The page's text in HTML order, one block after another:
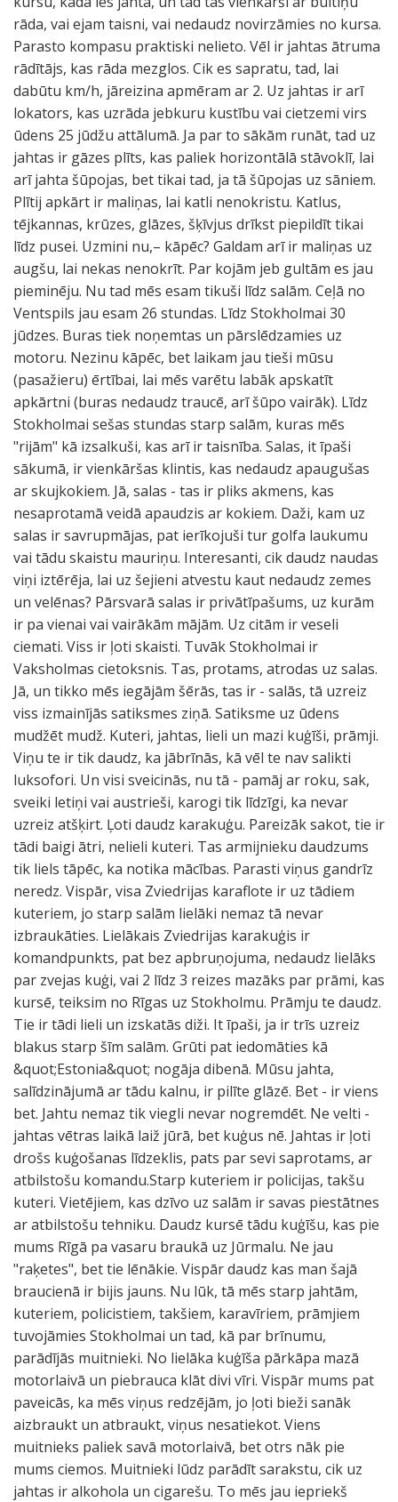
rāda, vai ejam taisni, vai nedaudz novirzāmies no kursa.
Parasto kompasu praktiski nelieto. Vēl ir jahtas ātruma
rādītājs, kas rāda mezglos. Cik es sapratu, tad, lai
dabūtu km/h, jāreizina apmēram ar 2. Uz jahtas ir arī
lokators, kas uzrāda jebkuru kustību vai cietzemi virs
ūdens 25 jūdžu attālumā. Ja par to sākām runāt, tad uz
jahtas ir gāzes plīts, kas paliek horizontālā stāvoklī, lai
arī jahta šūpojas, bet tikai tad, ja tā šūpojas uz sāniem.
Plītij apkārt ir maliņas, lai katli nenokristu. Katlus,
tējkannas, krūzes, glāzes, šķīvjus drīkst piepildīt tikai
līdz pusei. Uzmini nu,– kāpēc? Galdam arī ir maliņas uz
augšu, lai nekas nenokrīt. Par kojām jeb gultām es jau
pieminēju. Nu tad mēs esam tikuši līdz salām. Ceļā no
Ventspils jau esam 26 stundas. Līdz Stokholmai 30
jūdzes. Buras tiek noņemtas un pārslēdzamies uz
motoru. Nezinu kāpēc, bet laikam jau tieši mūsu
(pasažieru) ērtībai, lai mēs varētu labāk apskatīt
apkārtni (buras nedaudz traucē, arī šūpo vairāk). Līdz
Stokholmai sešas stundas starp salām, kuras mēs
"rijām" kā izsalkuši, kas arī ir taisnība. Salas, it īpaši
sākumā, ir vienkāršas klintis, kas nedaudz apaugušas
ar skujkokiem. Jā, salas - tas ir pliks akmens, kas
nesaprotamā veidā apaudzis ar kokiem. Daži, kam uz
salas ir savrupmājas, pat ierīkojuši tur golfa laukumu
vai tādu skaistu mauriņu. Interesanti, cik daudz naudas
viņi iztērēja, lai uz šejieni atvestu kaut nedaudz zemes
un velēnas? Pārsvarā salas ir privātīpašums, uz kurām
ir pa vienai vai vairākām mājām. Uz citām ir veseli
ciemati. Viss ir ļoti skaisti. Tuvāk Stokholmai ir
Vaksholmas cietoksnis. Tas, protams, atrodas uz salas.
Jā, un tikko mēs iegājām šērās, tas ir - salās, tā uzreiz
viss izmainījās satiksmes ziņā. Satiksme uz ūdens
mudžēt mudž. Kuteri, jahtas, lieli un mazi kuģīši, prāmji.
Viņu te ir tik daudz, ka jābrīnās, kā vēl te nav salikti
luksofori. Un visi sveicinās, nu tā - pamāj ar roku, sak,
sveiki letiņi vai austrieši, karogi tik līdzīgi, ka nevar
uzreiz atšķirt. Ļoti daudz karakuģu. Pareizāk sakot, tie ir
tādi baigi ātri, nelieli kuteri. Tas armijnieku daudzums
tik liels tāpēc, ka notika mācības. Parasti viņus gandrīz
neredz. Vispār, visa Zviedrijas karaflote ir uz tādiem
kuteriem, jo starp salām lielāki nemaz tā nevar
izbraukāties. Lielākais Zviedrijas karakuģis ir
komandpunkts, pat bez apbruņojuma, nedaudz lielāks
par zvejas kuģi, vai 2 līdz 3 reizes mazāks par prāmi, kas
kursē, teiksim no Rīgas uz Stokholmu. Prāmju te daudz.
Tie ir tādi lieli un izskatās diži. It īpaši, ja ir trīs uzreiz
blakus starp šīm salām. Grūti pat iedomāties kā
&quot;Estonia&quot; nogāja dibenā. Mūsu jahta,
salīdzinājumā ar tādu kalnu, ir pilīte glāzē. Bet - ir viens
bet. Jahtu nemaz tik viegli nevar nogremdēt. Ne velti -
jahtas vētras laikā laiž jūrā, bet kuģus nē. Jahtas ir ļoti
drošs kuģošanas līdzeklis, pats par sevi saprotams, ar
atbilstošu komandu.Starp kuteriem ir policijas, takšu
kuteri. Vietējiem, kas dzīvo uz salām ir savas piestātnes
ar atbilstošu tehniku. Daudz kursē tādu kuģīšu, kas pie
mums Rīgā pa vasaru braukā uz Jūrmalu. Ne jau
"raķetes", bet tie lēnākie. Vispār daudz kas man šajā
braucienā ir bijis jauns. Nu lūk, tā mēs starp jahtām,
kuteriem, policistiem, takšiem, karavīriem, prāmjiem
tuvojāmies Stokholmai un tad, kā par brīnumu,
parādījās muitnieki. No lielāka kuģīša pārkāpa mazā
motorlaivā un piebrauca klāt divi vīri. Vispār mums pat
paveicās, ka mēs viņus redzējām, jo ļoti bieži sanāk
aizbraukt un atbraukt, viņus nesatiekot. Viens
muitnieks paliek savā motorlaivā, bet otrs nāk pie
mums ciemos. Muitnieki lūdz parādīt sarakstu, cik uz
jahtas ir alkohola un cigarešu. To mēs jau iepriekš